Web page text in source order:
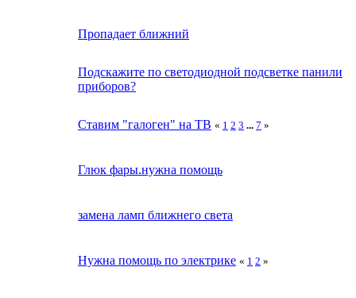
Пропадает ближний
Подскажите по светодиодной подсветке панили
приборов?
Ставим "галоген" на ТВ « 1 2 3 ... 7 »
Глюк фары.нужна помощь
замена ламп ближнего света
Нужна помощь по электрике « 1 2 »